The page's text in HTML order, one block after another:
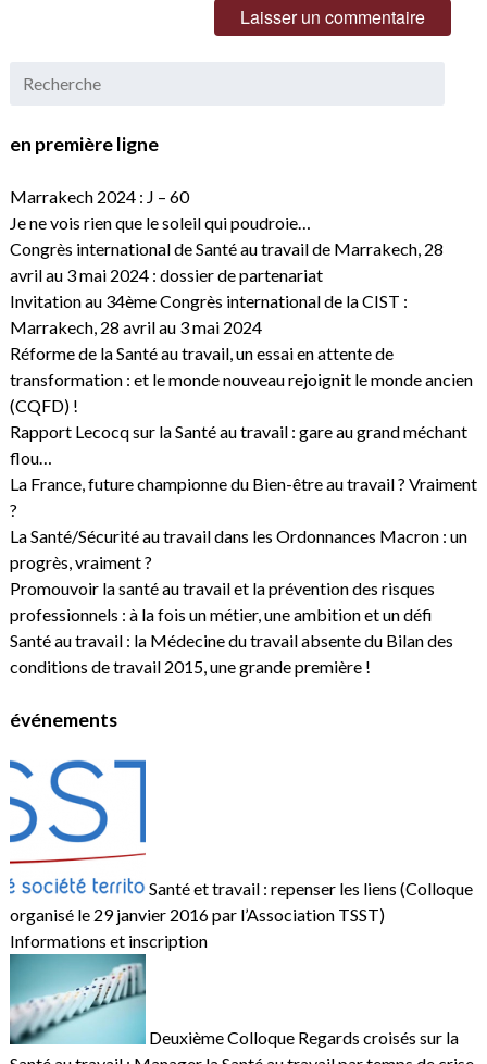
en première ligne
Marrakech 2024 : J – 60
Je ne vois rien que le soleil qui poudroie…
Congrès international de Santé au travail de Marrakech, 28
avril au 3 mai 2024 : dossier de partenariat
Invitation au 34ème Congrès international de la CIST :
Marrakech, 28 avril au 3 mai 2024
Réforme de la Santé au travail, un essai en attente de
transformation : et le monde nouveau rejoignit le monde ancien
(CQFD) !
Rapport Lecocq sur la Santé au travail : gare au grand méchant
flou…
La France, future championne du Bien-être au travail ? Vraiment
?
La Santé/Sécurité au travail dans les Ordonnances Macron : un
progrès, vraiment ?
Promouvoir la santé au travail et la prévention des risques
professionnels : à la fois un métier, une ambition et un défi
Santé au travail : la Médecine du travail absente du Bilan des
conditions de travail 2015, une grande première !
événements
Santé et travail : repenser les liens (Colloque
organisé le 29 janvier 2016 par l’Association TSST)
Informations et inscription
Deuxième Colloque Regards croisés sur la